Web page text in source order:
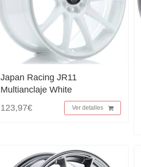
Japan Racing JR11
Multianclaje White
123,97€
Ver detalles